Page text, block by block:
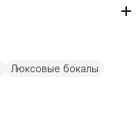
Люксовые бокалы